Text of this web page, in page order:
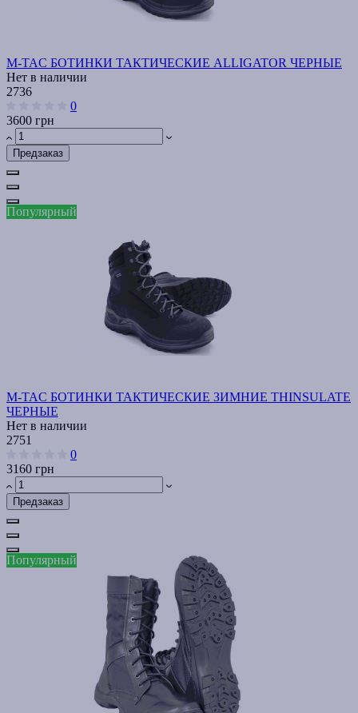
M-TAC БОТИНКИ ТАКТИЧЕСКИЕ ALLIGATOR ЧЕРНЫЕ
Нет в наличии
2736
0
3600 грн
Предзаказ
Популярный
M-TAC БОТИНКИ ТАКТИЧЕСКИЕ ЗИМНИЕ THINSULATE
ЧЕРНЫЕ
Нет в наличии
2751
0
3160 грн
Предзаказ
Популярный